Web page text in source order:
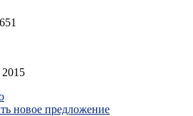
новое предложение